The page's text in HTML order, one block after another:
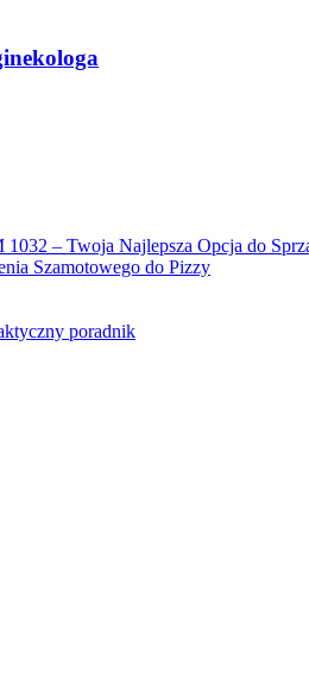
– Twoja Najlepsza Opcja do
Szamotowego do Pizzy
poradnik